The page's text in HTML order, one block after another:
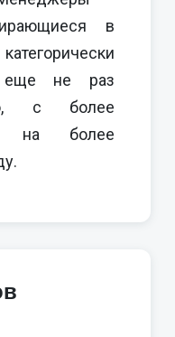
в
не раз
с более
на более